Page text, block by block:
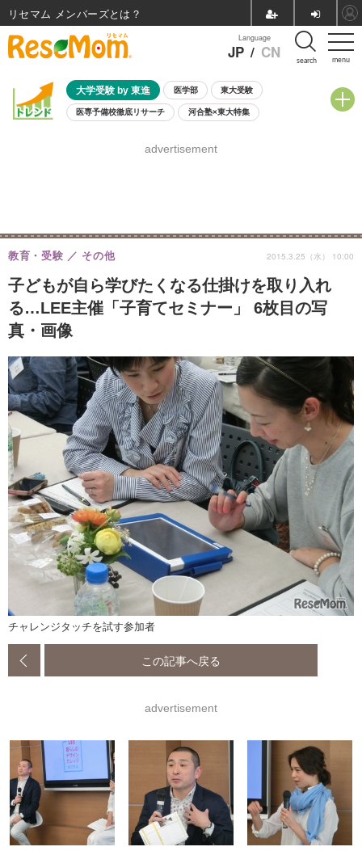
menu
Language
JP / CN search
大学受験 by 東進 医学部 東大受験
医専予備校徹底リサーチ 河合塾×東大特集
8月開催学校説明会・相談会
advertisement
子どもが自ら学びたくなる仕掛けを取り入れ
る…LEE主催「子育てセミナー」 6枚目の写
真・画像
教育・受験 その他 2015.3.25（水） 10:00
チャレンジタッチを試す参加者
この記事へ戻る
advertisement
リセマム メンバーズ